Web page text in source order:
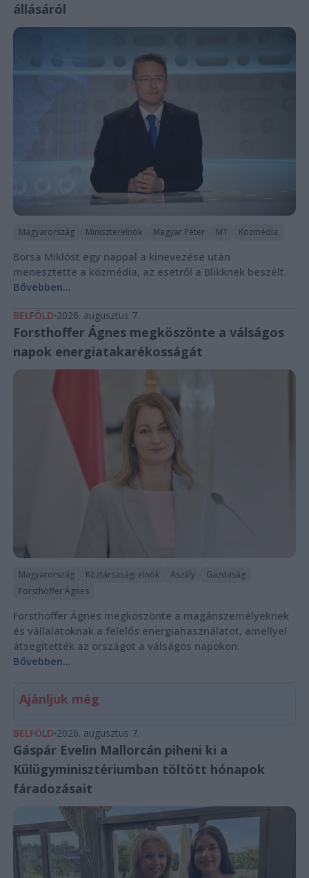
állásáról
Magyarország Miniszterelnök Magyar Péter M1 Közmédia
Borsa Miklóst egy nappal a kinevezése után
menesztette a közmédia, az esetről a Blikknek beszélt.
Bővebben...
BELFÖLD 2026. augusztus 7.
Forsthoffer Ágnes megköszönte a válságos
napok energiatakarékosságát
Magyarország Köztársasági elnök Aszály
Gazdaság
Forsthoffer Ágnes
Forsthoffer Ágnes megköszönte a magánszemélyeknek
és vállalatoknak a felelős energiahasználatot, amellyel
átsegítették az országot a válságos napokon.
Bővebben...
Ajánljuk még
BELFÖLD 2026. augusztus 7.
Gáspár Evelin Mallorcán piheni ki a
Külügyminisztériumban töltött hónapok
fáradozásait